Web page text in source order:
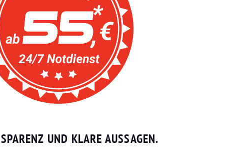
UND KLARE AUSSAGEN.